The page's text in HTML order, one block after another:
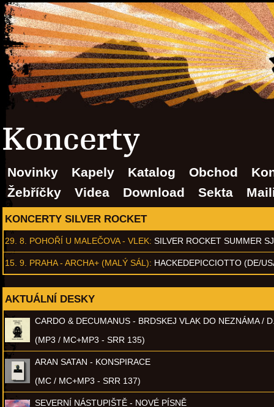
Koncerty
Novinky Kapely Katalog Obchod
Žebříčky
Videa Download Sekta
KONCERTY SILVER ROCKET
29. 8. POHOŘÍ U MALEČOVA - VLEK: SILVER ROCKET SUMMER
15. 9. PRAHA - ARCHA+ (MALÝ SÁL): HACKEDEPICCIOTTO (DE/
AKTUÁLNÍ DESKY
CARDO & DECUMANUS - BRDSKEJ VLAK DO NEZNÁMA /
(MP3 / MC+MP3 - SRR 135)
ARAN SATAN - KONSPIRACE
(MC / MC+MP3 - SRR 137)
SEVERNÍ NÁSTUPIŠTĚ - NOVÉ PÍSNĚ